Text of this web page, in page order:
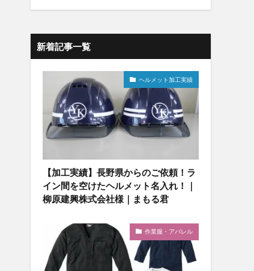
新着記事一覧
ヘルメット加工実績
【加工実績】長野県からのご依頼！ラ
イン間を空けたヘルメット名入れ！｜
柳原建興株式会社様｜まもる君
作業服・アパレル